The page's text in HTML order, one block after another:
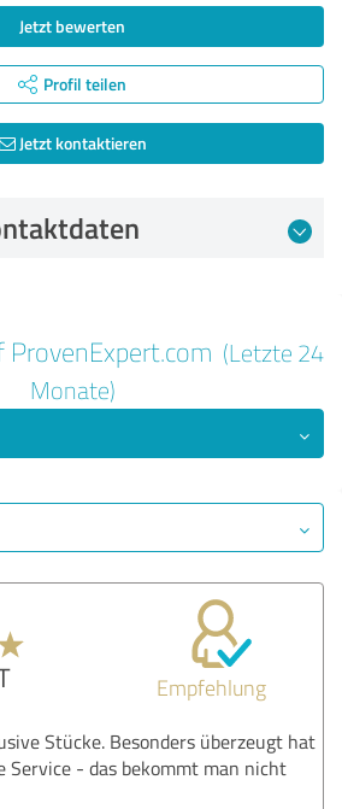
Jetzt bewerten
Profil teilen
Jetzt kontaktieren
Empfehlung
(Letzte 24
Monate)
Empfehlung
Stücke. Besonders überzeugt hat
Service - das bekommt man nicht